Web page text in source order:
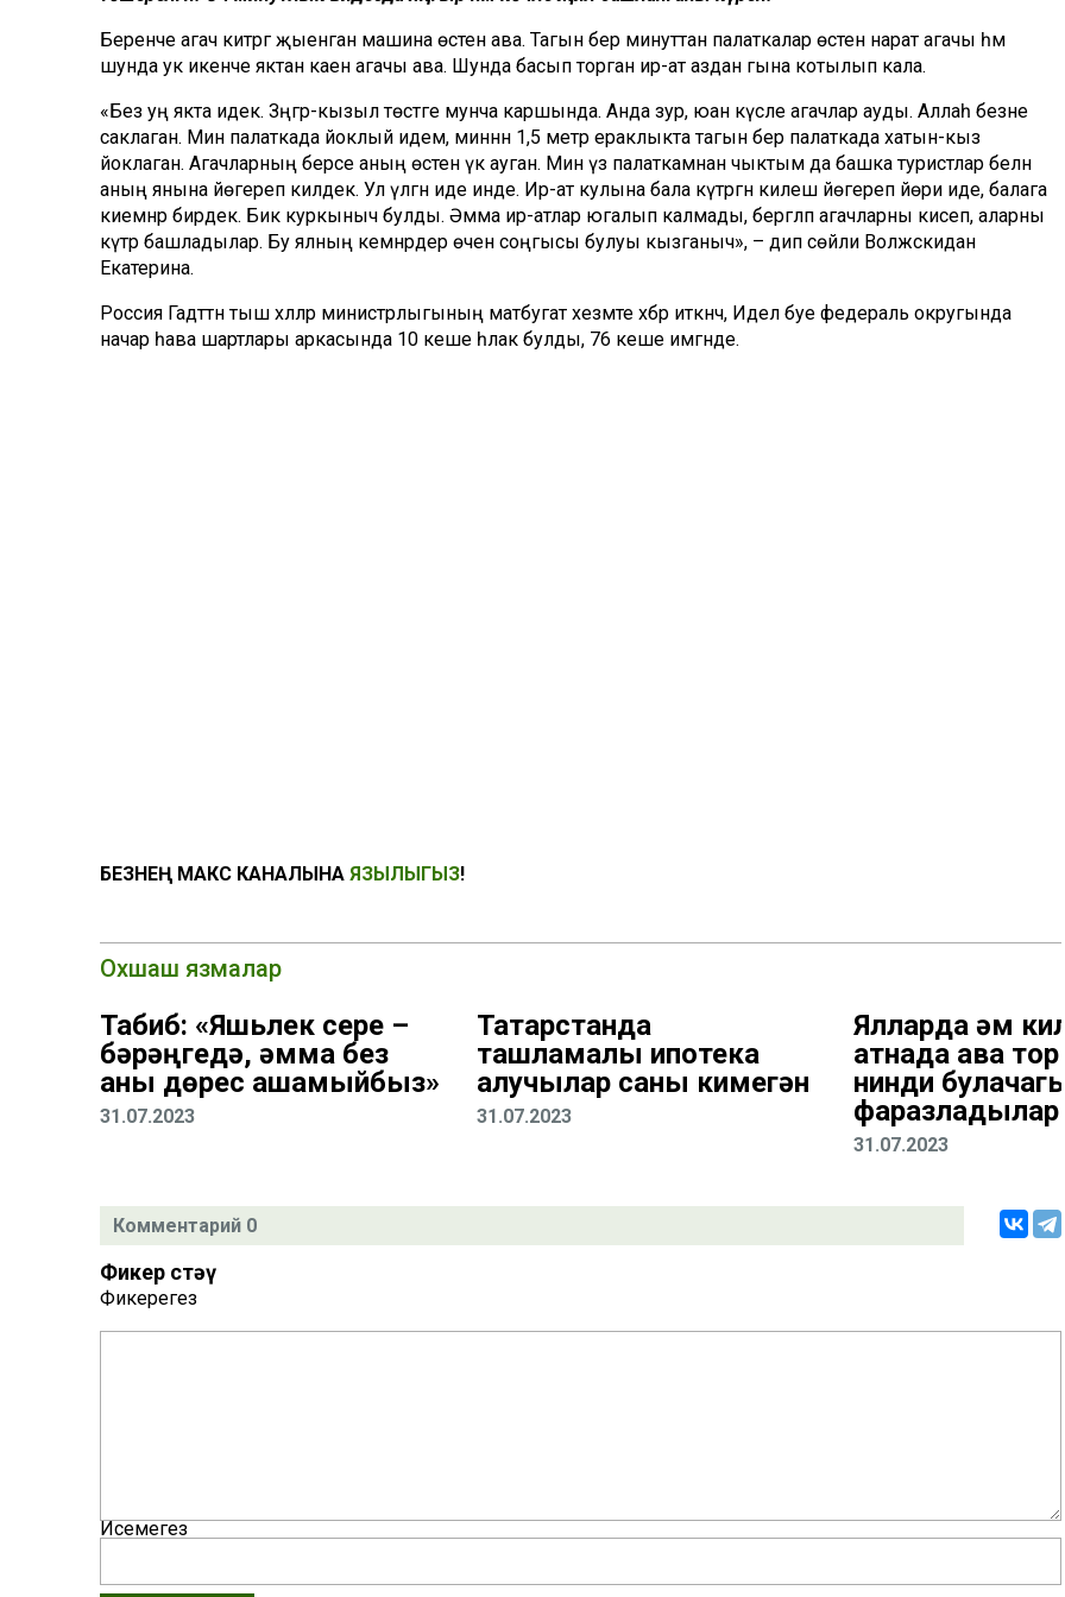
Беренче агач китәргә җыенган машина өстенә ава. Тагын бер минуттан палаткалар өстенә нарат агачы һәм
шунда ук икенче яктан каен агачы ава. Шунда басып торган ир-ат аздан гына котылып кала.
«Без уң якта идек. Зәңгәр-кызыл төстәге мунча каршында. Анда зур, юан кәүсәле агачлар ауды. Аллаһ безне
саклаган. Мин палаткада йоклый идем, миннән 1,5 метр ераклыкта тагын бер палаткада хатын-кыз
йоклаган. Агачларның берсе аның өстенә үк ауган. Мин үз палаткамнан чыктым да башка туристлар белән
аның янына йөгереп килдек. Ул үлгән иде инде. Ир-ат кулына бала күтәргән килеш йөгереп йөри иде, балага
киемнәр бирдек. Бик куркыныч булды. Әмма ир-атлар югалып калмады, бергәләп агачларны кисеп, аларны
күтәрә башладылар. Бу ялның кемнәрдер өчен соңгысы булуы кызганыч», – дип сөйли Волжскидан
Екатерина.
Россия Гадәттән тыш хәлләр министрлыгының матбугат хезмәте хәбәр иткәнчә, Идел буе федераль округында
начар һава шартлары аркасында 10 кеше һәлак булды, 76 кеше имгәнде.
БЕЗНЕҢ МАКС КАНАЛЫНА ЯЗЫЛЫГЫЗ!
Охшаш язмалар
Табиб: «Яшьлек сере –
бәрәңгедә, әмма без
аны дөрес ашамыйбыз»
31.07.2023
Татарстанда
ташламалы ипотека
алучылар саны кимегән
31.07.2023
Ялларда һәм
атнада һава
нинди
фаразладылар
31.07.2023
Комментарий 0
Фикер өстәү
Фикерегез
Исемегез